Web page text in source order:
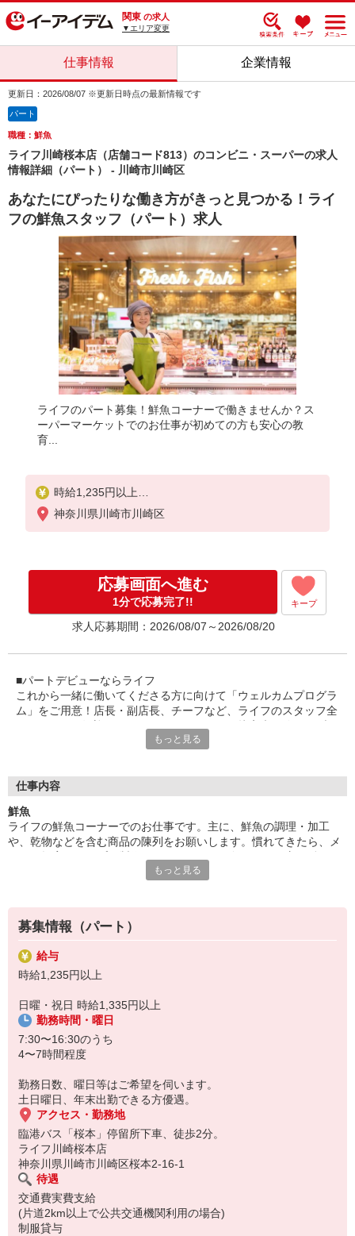
関東 の求人
▼エリア変更
仕事情報 企業情報
更新日：2026/08/07 ※更新日時点の最新情報です
パート
職種：鮮魚
ライフ川崎桜本店（店舗コード813）のコンビニ・スーパーの求人
情報詳細（パート） - 川崎市川崎区
あなたにぴったりな働き方がきっと見つかる！ライ
フの鮮魚スタッフ（パート）求人
ライフのパート募集！鮮魚コーナーで働きませんか？ス
ーパーマーケットでのお仕事が初めての方も安心の教
育...
時給1,235円以上
日曜・祝日 時給1,335円以上
神奈川県川崎市川崎区
応募画面へ進む
1分で応募完了!! キープ
求人応募期間：2026/08/07～2026/08/20
■パートデビューならライフ
これから一緒に働いてくださる方に向けて「ウェルカムプログラ
ム」をご用意！店長・副店長、チーフなど、ライフのスタッフ全
ンクがあっても大丈夫。「とても親切に受け入れてもらえ、不安
■食材選びのコツがわかる！
を知ることができ、食材の目利き術が養われていきます！普段の
お買い物にも活かせるので、パートのやる気も自然とUP！？お
いしい食卓は、おいしい食材選びから。自分や家族のためにプラ
スになるお仕事はいかがでしょうか？ご応募お待ちしています！
もっと見る
仕事内容
鮮魚
ライフの鮮魚コーナーでのお仕事です。主に、鮮魚の調理・加工
や、乾物などを含む商品の陳列をお願いします。慣れてきたら、メ
ちに身につくので、未経験でも安心です。「魚の目利きや調理スキ
もっと見る
募集情報（パート）
給与
時給1,235円以上
日曜・祝日 時給1,335円以上
勤務時間・曜日
7:30〜16:30のうち
4〜7時間程度
勤務日数、曜日等はご希望を伺います。
土日曜日、年末出勤できる方優遇。
アクセス・勤務地
臨港バス「桜本」停留所下車、徒歩2分。
ライフ川崎桜本店
神奈川県川崎市川崎区桜本2-16-1
待遇
交通費実費支給
(片道2km以上で公共交通機関利用の場合)
制服貸与